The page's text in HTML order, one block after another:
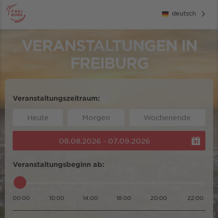
deutsch
VERANSTALTUNGEN IN
FREIBURG
Veranstaltungszeitraum:
Heute Morgen Wochenende
08.08.2026 - 07.09.2026
Veranstaltungsbeginn ab:
00:00 10:00 14:00 18:00 20:00 22:00